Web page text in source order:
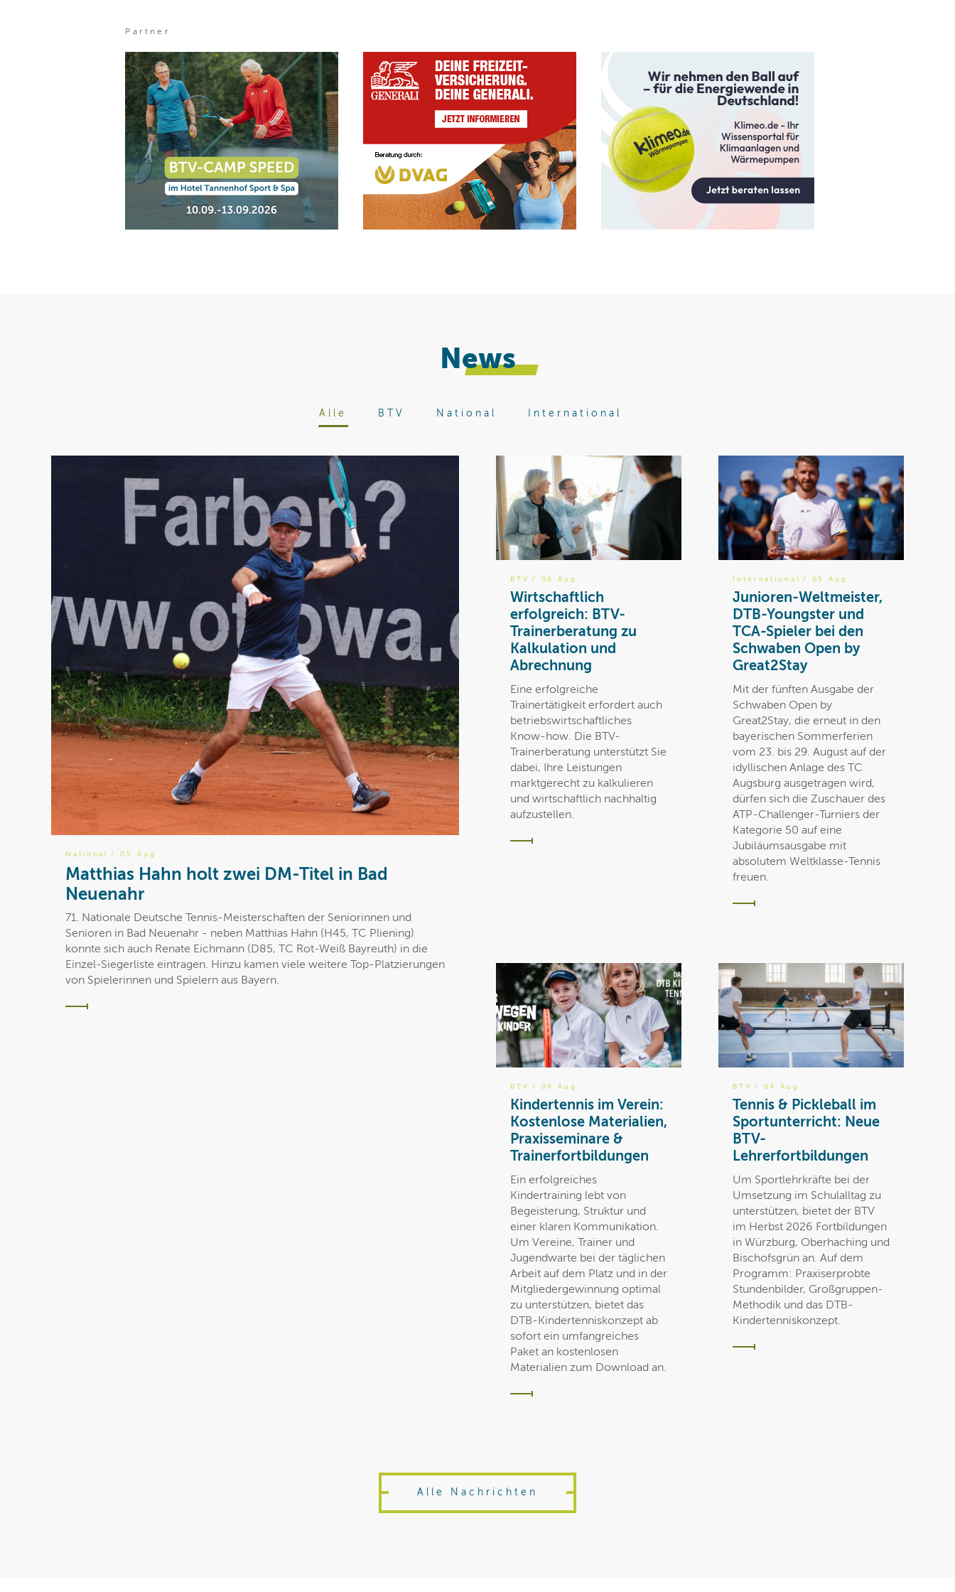
Partner
News
Alle BTV National International
National / 05 Aug
Matthias Hahn holt zwei DM-Titel in Bad
Neuenahr
71. Nationale Deutsche Tennis-Meisterschaften der Seniorinnen und
Senioren in Bad Neuenahr - neben Matthias Hahn (H45, TC Pliening)
konnte sich auch Renate Eichmann (D85, TC Rot-Weiß Bayreuth) in die
Einzel-Siegerliste eintragen. Hinzu kamen viele weitere Top-Platzierungen
von Spielerinnen und Spielern aus Bayern.
BTV / 06 Aug
Wirtschaftlich
erfolgreich: BTV-
Trainerberatung zu
Kalkulation und
Abrechnung
Eine erfolgreiche
Trainertätigkeit erfordert auch
betriebswirtschaftliches
Know-how. Die BTV-
Trainerberatung unterstützt Sie
dabei, Ihre Leistungen
marktgerecht zu kalkulieren
und wirtschaftlich nachhaltig
aufzustellen.
International / 05 Aug
Junioren-Weltmeister,
DTB-Youngster und
TCA-Spieler bei den
Schwaben Open by
Great2Stay
Mit der fünften Ausgabe der
Schwaben Open by
Great2Stay, die erneut in den
bayerischen Sommerferien
vom 23. bis 29. August auf der
idyllischen Anlage des TC
Augsburg ausgetragen wird,
dürfen sich die Zuschauer des
ATP-Challenger-Turniers der
Kategorie 50 auf eine
Jubiläumsausgabe mit
absolutem Weltklasse-Tennis
freuen.
BTV / 04 Aug
Kindertennis im Verein:
Kostenlose Materialien,
Praxisseminare &
Trainerfortbildungen
Ein erfolgreiches
Kindertraining lebt von
Begeisterung, Struktur und
einer klaren Kommunikation.
Um Vereine, Trainer und
Jugendwarte bei der täglichen
Arbeit auf dem Platz und in der
Mitgliedergewinnung optimal
zu unterstützen, bietet das
DTB-Kindertenniskonzept ab
sofort ein umfangreiches
Paket an kostenlosen
Materialien zum Download an.
BTV / 04 Aug
Tennis & Pickleball im
Sportunterricht: Neue
BTV-
Lehrerfortbildungen
Um Sportlehrkräfte bei der
Umsetzung im Schulalltag zu
unterstützen, bietet der BTV
im Herbst 2026 Fortbildungen
in Würzburg, Oberhaching und
Bischofsgrün an. Auf dem
Programm: Praxiserprobte
Stundenbilder, Großgruppen-
Methodik und das DTB-
Kindertenniskonzept.
Alle Nachrichten